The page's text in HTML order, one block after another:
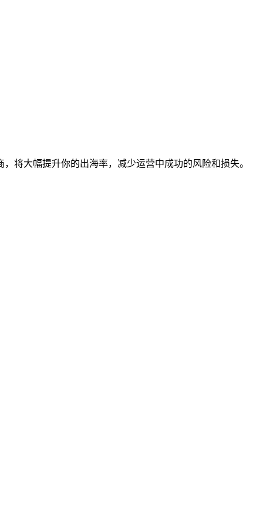
将大幅提升你的出海率，减少运营中成功的风险和损失。